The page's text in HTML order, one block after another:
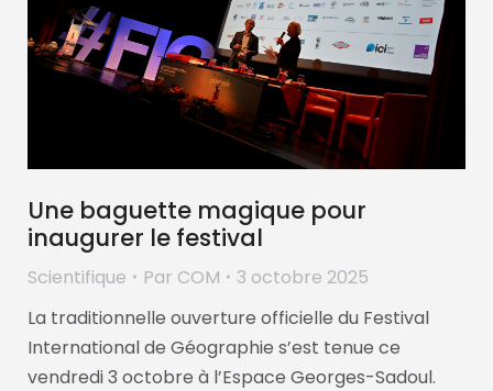
Une baguette magique pour
inaugurer le festival
Scientifique Par COM
3 octobre 2025
La traditionnelle ouverture officielle du Festival
International de Géographie s’est tenue ce
vendredi 3 octobre à l’Espace Georges-Sadoul.